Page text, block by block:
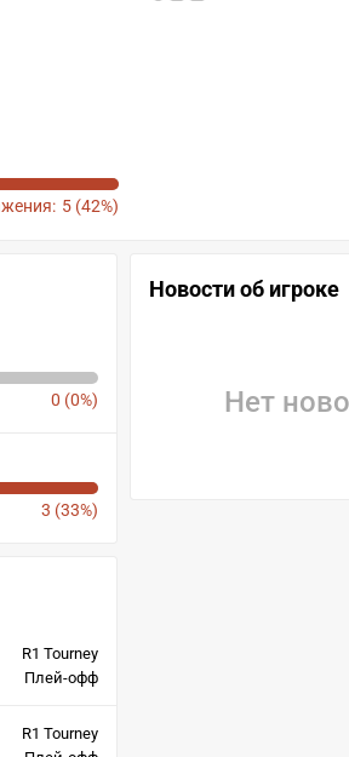
5 (42%)
0 (0%)
3 (33%)
R1 Tourney
Плей-офф
R1 Tourney
Новости об игроке
Нет